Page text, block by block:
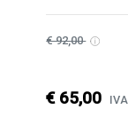
€ 92,00
€ 65,00